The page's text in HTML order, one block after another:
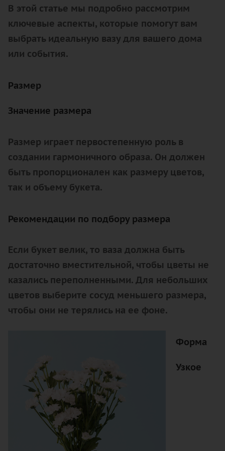
В этой статье мы подробно рассмотрим
ключевые аспекты, которые помогут вам
выбрать идеальную вазу для вашего дома
или события.
Размер
Значение размера
Размер играет первостепенную роль в
создании гармоничного образа. Он должен
быть пропорционален как размеру цветов,
так и объему букета.
Рекомендации по подбору размера
Если букет велик, то ваза должна быть
достаточно вместительной, чтобы цветы не
казались переполненными. Для небольших
цветов выберите сосуд меньшего размера,
чтобы они не терялись на ее фоне.
Форма
Узкое